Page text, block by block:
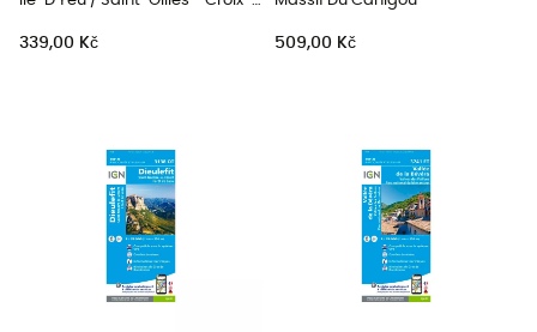
339,00 Kč 509,00 Kč